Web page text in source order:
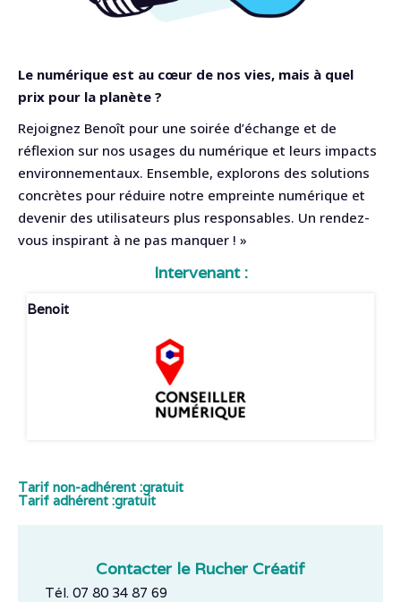
Le numérique est au cœur de nos vies, mais à quel
prix pour la planète ?
Rejoignez Benoît pour une soirée d’échange et de
réflexion sur nos usages du numérique et leurs impacts
environnementaux. Ensemble, explorons des solutions
concrètes pour réduire notre empreinte numérique et
devenir des utilisateurs plus responsables. Un rendez-
vous inspirant à ne pas manquer ! »
Intervenant :
Benoit
Tarif non-adhérent :gratuit
Tarif adhérent :gratuit
Contacter le Rucher Créatif
Tél. 07 80 34 87 69